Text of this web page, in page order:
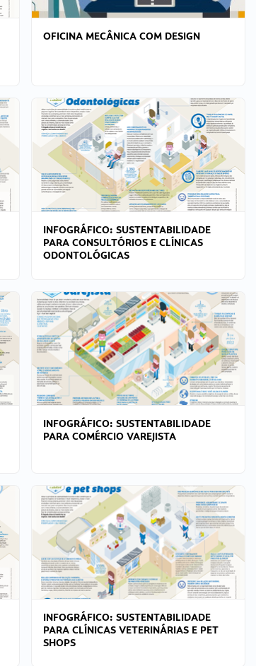
OFICINA MECÂNICA COM DESIGN
INFOGRÁFICO: SUSTENTABILIDADE
PARA CONSULTÓRIOS E CLÍNICAS
ODONTOLÓGICAS
INFOGRÁFICO: SUSTENTABILIDADE
PARA COMÉRCIO VAREJISTA
INFOGRÁFICO: SUSTENTABILIDADE
PARA CLÍNICAS VETERINÁRIAS E PET
SHOPS